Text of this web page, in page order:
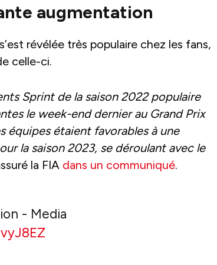
augmentation
révélée très populaire chez les fans,
celle-ci.
Sprint de la saison 2022 populaire
le week-end dernier au Grand Prix
équipes étaient favorables à une
la saison 2023, se déroulant avec le
la FIA dans un communiqué.
- Media